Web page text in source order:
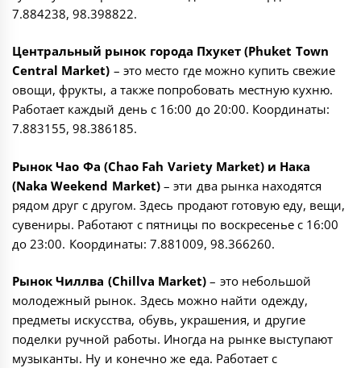
7.884238, 98.398822.
Центральный рынок города Пхукет (Phuket Town
Central Market) – это место где можно купить свежие
овощи, фрукты, а также попробовать местную кухню.
Работает каждый день с 16:00 до 20:00. Координаты:
7.883155, 98.386185.
Рынок Чао Фа (Chao Fah Variety Market) и Нака
(Naka Weekend Market)– эти два рынка находятся
рядом друг с другом. Здесь продают готовую еду, вещи,
сувениры. Работают с пятницы по воскресенье с 16:00
до 23:00. Координаты: 7.881009, 98.366260.
Рынок Чиллва (Chillva Market)– это небольшой
молодежный рынок. Здесь можно найти одежду,
предметы искусства, обувь, украшения, и другие
поделки ручной работы. Иногда на рынке выступают
музыканты. Ну и конечно же еда. Работает с